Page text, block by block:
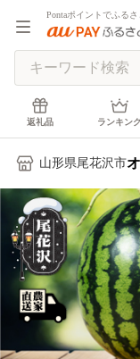
Pontaポイントでふるさ
返礼品 ランキン
山形県尾花沢市